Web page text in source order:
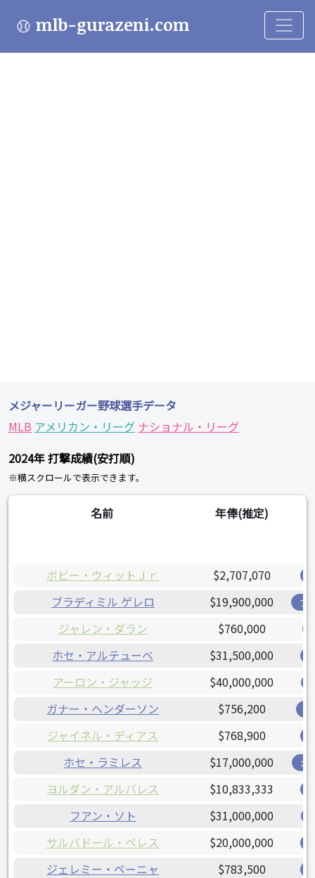
mlb-gurazeni.com
メジャーリーガー野球選手データ
MLB アメリカン・リーグ ナショナル・リーグ
2024年 打撃成績(安打順)
※横スクロールで表示できます。
名前 年俸(推定)
ボビー・ウィットＪｒ $2,707,070
ブラディミル ゲレロ $19,900,000 ブ
ジャレン・ダラン $760,000
ホセ・アルテューベ $31,500,000
アーロン・ジャッジ $40,000,000
ガナー・ヘンダーソン $756,200
ジャイネル・ディアス $768,900
ホセ・ラミレス $17,000,000 ガ
ヨルダン・アルバレス $10,833,333
フアン・ソト $31,000,000
サルバドール・ペレス $20,000,000
ジェレミー・ペーニャ $783,500